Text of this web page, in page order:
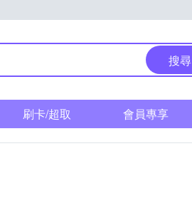
搜尋
刷卡/超取 會員專享